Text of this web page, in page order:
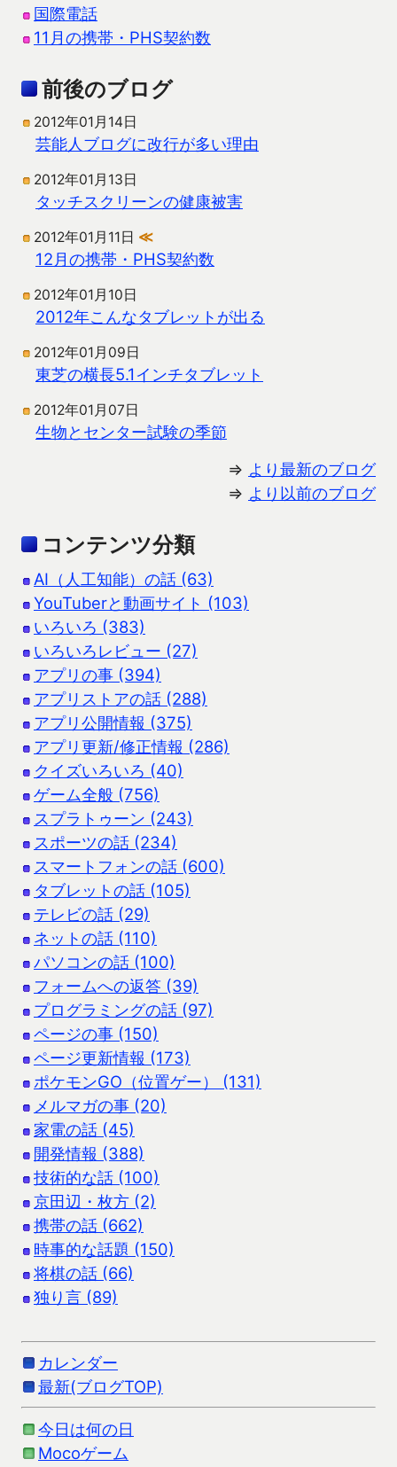
国際電話
11月の携帯・PHS契約数
前後のブログ
2012年01月14日
芸能人ブログに改行が多い理由
2012年01月13日
タッチスクリーンの健康被害
2012年01月11日 ≪
12月の携帯・PHS契約数
2012年01月10日
2012年こんなタブレットが出る
2012年01月09日
東芝の横長5.1インチタブレット
2012年01月07日
生物とセンター試験の季節
⇒ より最新のブログ
⇒ より以前のブログ
コンテンツ分類
AI（人工知能）の話 (63)
YouTuberと動画サイト (103)
いろいろ (383)
いろいろレビュー (27)
アプリの事 (394)
アプリストアの話 (288)
アプリ公開情報 (375)
アプリ更新/修正情報 (286)
クイズいろいろ (40)
ゲーム全般 (756)
スプラトゥーン (243)
スポーツの話 (234)
スマートフォンの話 (600)
タブレットの話 (105)
テレビの話 (29)
ネットの話 (110)
パソコンの話 (100)
フォームへの返答 (39)
プログラミングの話 (97)
ページの事 (150)
ページ更新情報 (173)
ポケモンGO（位置ゲー） (131)
メルマガの事 (20)
家電の話 (45)
開発情報 (388)
技術的な話 (100)
京田辺・枚方 (2)
携帯の話 (662)
時事的な話題 (150)
将棋の話 (66)
独り言 (89)
カレンダー
最新(ブログTOP)
今日は何の日
Mocoゲーム